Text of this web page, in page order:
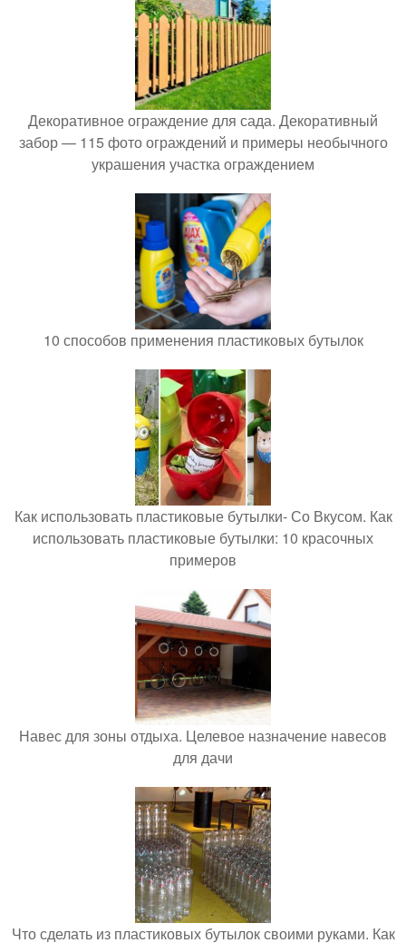
Декоративное ограждение для сада. Декоративный
забор — 115 фото ограждений и примеры необычного
украшения участка ограждением
10 способов применения пластиковых бутылок
Как использовать пластиковые бутылки- Со Вкусом. Как
использовать пластиковые бутылки: 10 красочных
примеров
Навес для зоны отдыха. Целевое назначение навесов
для дачи
Что сделать из пластиковых бутылок своими руками. Как